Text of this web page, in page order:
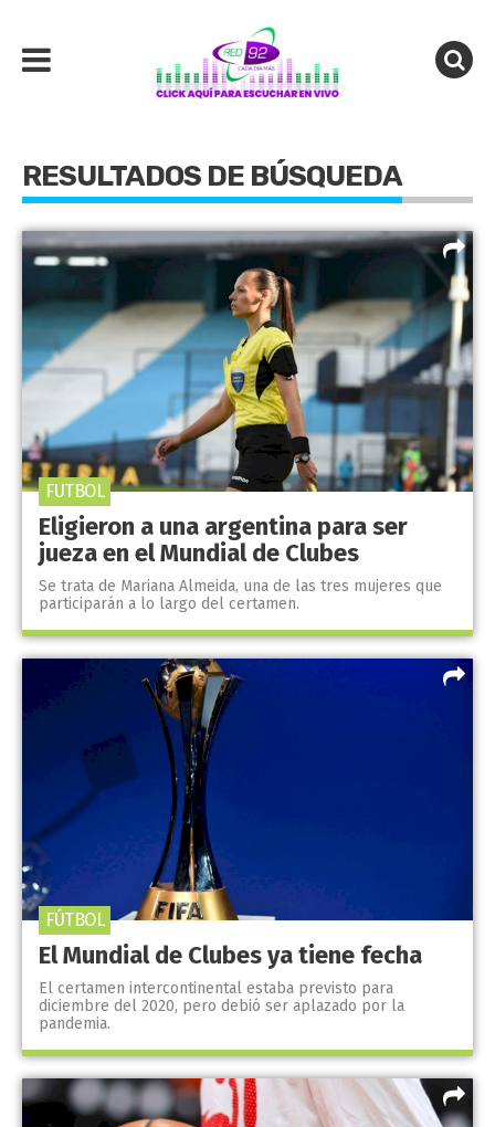
RESULTADOS DE BÚSQUEDA
Eligieron a una argentina para ser
jueza en el Mundial de Clubes
Se trata de Mariana Almeida, una de las tres mujeres que
participarán a lo largo del certamen.
FUTBOL
El Mundial de Clubes ya tiene fecha
El certamen intercontinental estaba previsto para
diciembre del 2020, pero debió ser aplazado por la
pandemia.
FÚTBOL